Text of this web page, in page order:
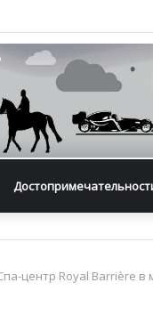
центр Royal Barrière